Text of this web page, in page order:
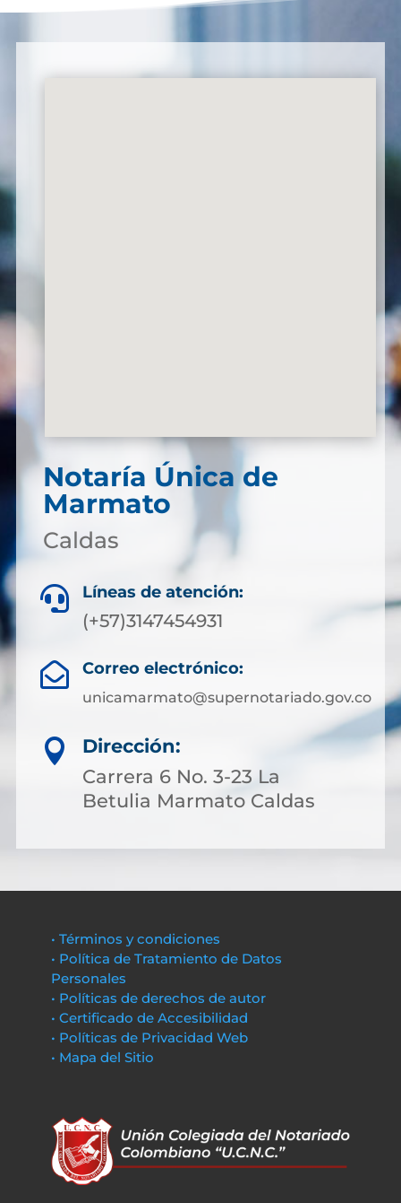
Notaría Única de
Marmato
Caldas
 Líneas de atención:
(+57)3147454931
 Correo electrónico:
unicamarmato@supernotariado.gov.co

Dirección:
Carrera 6 No. 3-23 La
Betulia Marmato Caldas
• Términos y condiciones
• Política de Tratamiento de Datos
Personales
• Políticas de derechos de autor
• Certificado de Accesibilidad
• Políticas de Privacidad Web
• Mapa del Sitio